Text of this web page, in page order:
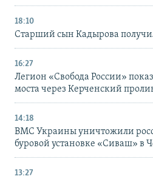
18:10
Старший сын Кадырова
16:27
Легион «Свобода России»
моста через Керченский
14:18
ВМС Украины уничтожили
буровой установке «Сиваш» в
13:27